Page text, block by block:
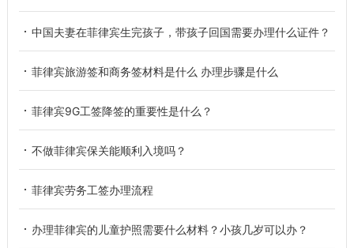
中国夫妻在菲律宾生完孩子，带孩子回国需要办理什么证件？
菲律宾旅游签和商务签材料是什么 办理步骤是什么
菲律宾9G工签降签的重要性是什么？
不做菲律宾保关能顺利入境吗？
菲律宾劳务工签办理流程
办理菲律宾的儿童护照需要什么材料？小孩几岁可以办？